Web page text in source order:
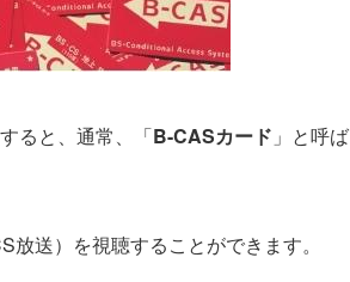
ると、通常、「B-CASカード 」と呼ば
送）を視聴することができます。